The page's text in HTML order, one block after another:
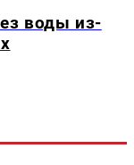
воды из-